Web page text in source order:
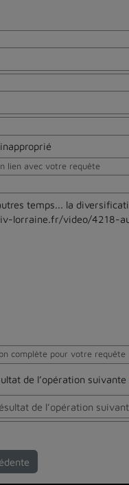
lien avec votre requête
complète pour votre requête
de l’opération suivante